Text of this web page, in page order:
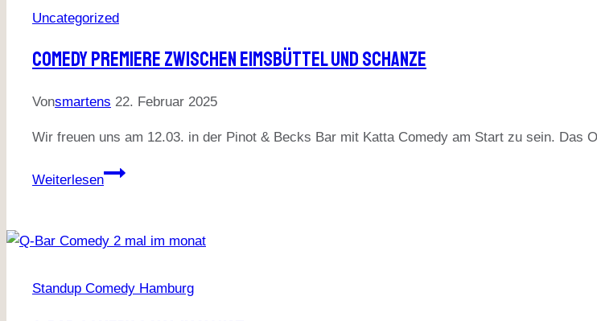
Eimsbüttel
Uncategorized
Comedy Premiere Zwischen Eimsbüttel Und Schanze
Vonsmartens 22. Februar 2025
Wir freuen uns am 12.03. in der Pinot & Becks Bar mit Katta Comedy am Start zu sein. Das
Weiterlesen
Comedy
Eimsbüttel
Schanze
Standup Comedy Hamburg